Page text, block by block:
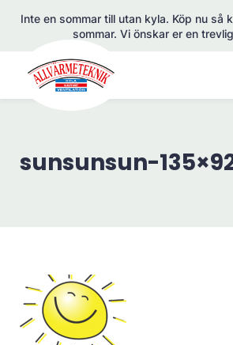
Inte en sommar till utan kyla. Köp nu så
sommar. Vi önskar er en
sunsunsun-